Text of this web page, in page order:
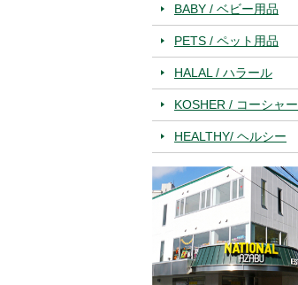
BABY / ベビー用品
PETS / ペット用品
HALAL / ハラール
KOSHER / コーシャー
HEALTHY/ ヘルシー